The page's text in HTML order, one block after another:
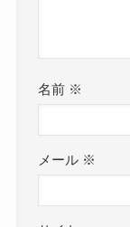
名前 ※
メール ※